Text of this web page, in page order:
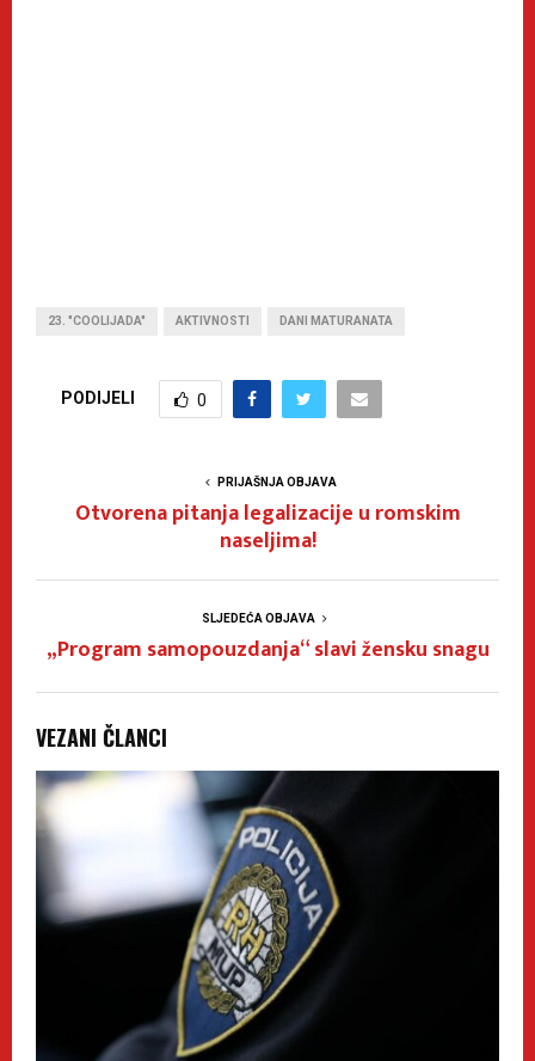
23. "COOLIJADA" AKTIVNOSTI DANI MATURANATA
PODIJELI 0
PRIJAŠNJA OBJAVA
Otvorena pitanja legalizacije u romskim
naseljima!
SLJEDEĆA OBJAVA
„Program samopouzdanja“ slavi žensku snagu
VEZANI ČLANCI